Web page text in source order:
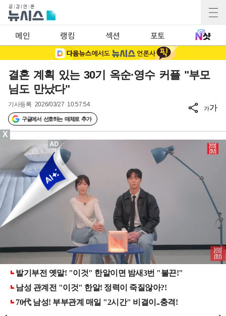
메인 랭킹 섹션 포토
결혼 계획 있는 30기 옥순·영수 커플 "부모
님도 만났다"
기사등록 2026/03/27 10:57:54
구글에서 선호하는 매체로 추가
가가
X